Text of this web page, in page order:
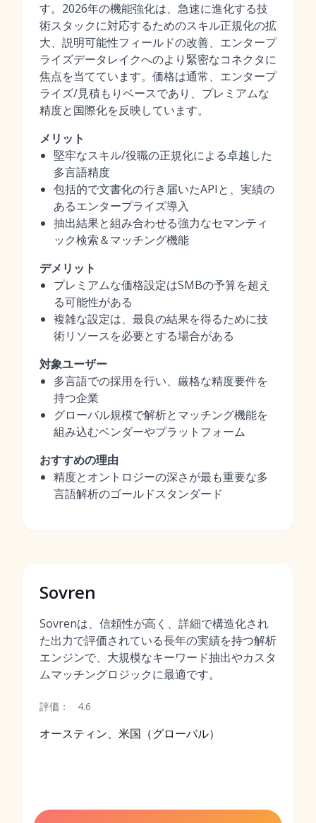
す。2026年の機能強化は、急速に進化する技
術スタックに対応するためのスキル正規化の拡
大、説明可能性フィールドの改善、エンタープ
ライズデータレイクへのより緊密なコネクタに
焦点を当てています。価格は通常、エンタープ
ライズ/見積もりベースであり、プレミアムな
精度と国際化を反映しています。
メリット
堅牢なスキル/役職の正規化による卓越した
多言語精度
包括的で文書化の行き届いたAPIと、実績の
あるエンタープライズ導入
抽出結果と組み合わせる強力なセマンティ
ック検索＆マッチング機能
デメリット
プレミアムな価格設定はSMBの予算を超え
る可能性がある
複雑な設定は、最良の結果を得るために技
術リソースを必要とする場合がある
対象ユーザー
多言語での採用を行い、厳格な精度要件を
持つ企業
グローバル規模で解析とマッチング機能を
組み込むベンダーやプラットフォーム
おすすめの理由
精度とオントロジーの深さが最も重要な多
言語解析のゴールドスタンダード
Sovren
Sovrenは、信頼性が高く、詳細で構造化され
た出力で評価されている長年の実績を持つ解析
エンジンで、大規模なキーワード抽出やカスタ
ムマッチングロジックに最適です。
評価： 4.6
オースティン、米国（グローバル）